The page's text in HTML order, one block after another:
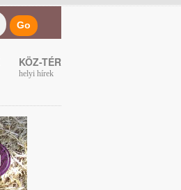
KÖZ-TÉR
helyi hírek